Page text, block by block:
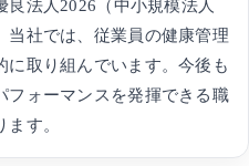
法人2026（中小規模法人
当社では、従業員の健康管理
に取り組んでいます。今後も
フォーマンスを発揮できる職
す。